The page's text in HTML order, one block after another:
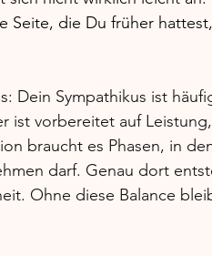
Seite, die Du früher
Dein Sympathikus ist
ist vorbereitet auf
braucht es Phasen, in
darf. Genau dort
Ohne diese Balance